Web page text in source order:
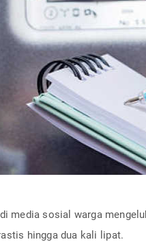
media sosial warga
hingga dua kali lipat.